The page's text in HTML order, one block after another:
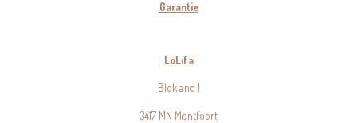
Garantie
LoLifa
Blokland 1
3417 MN Montfoort